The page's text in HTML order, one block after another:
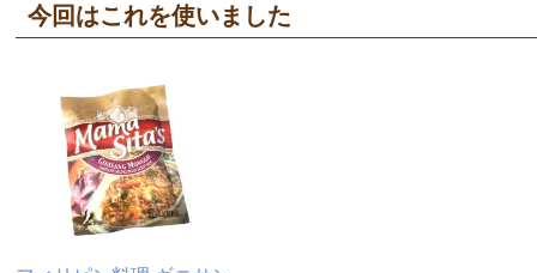
今回はこれを使いました